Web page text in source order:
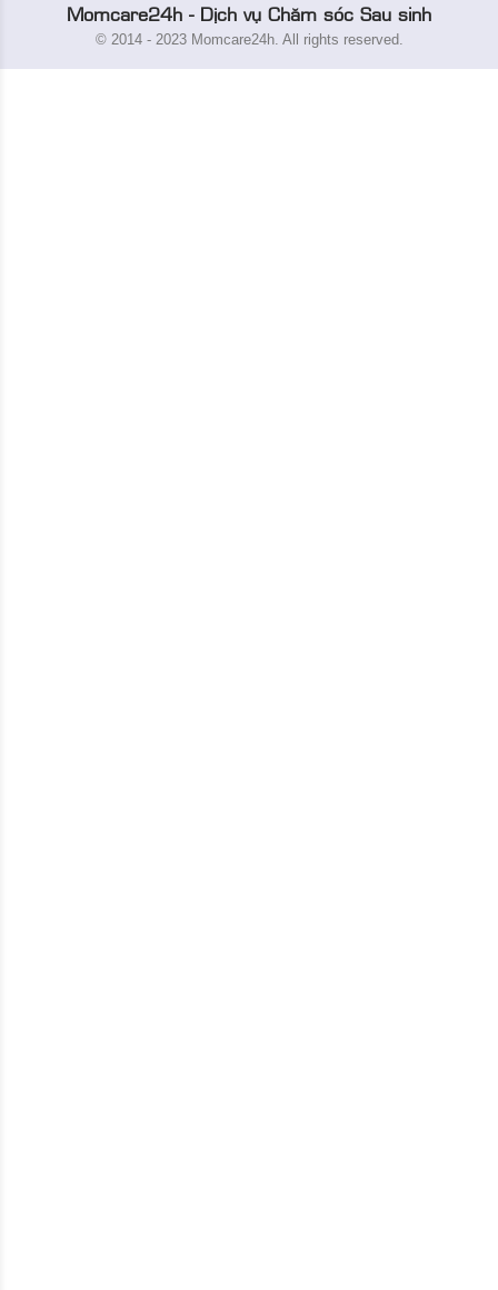
Momcare24h - Dịch vụ Chăm sóc Sau sinh
© 2014 - 2023 Momcare24h. All rights reserved.